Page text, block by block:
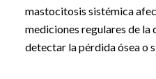
mastocitosis sistémica
mediciones regulares de la
detectar la pérdida ósea o